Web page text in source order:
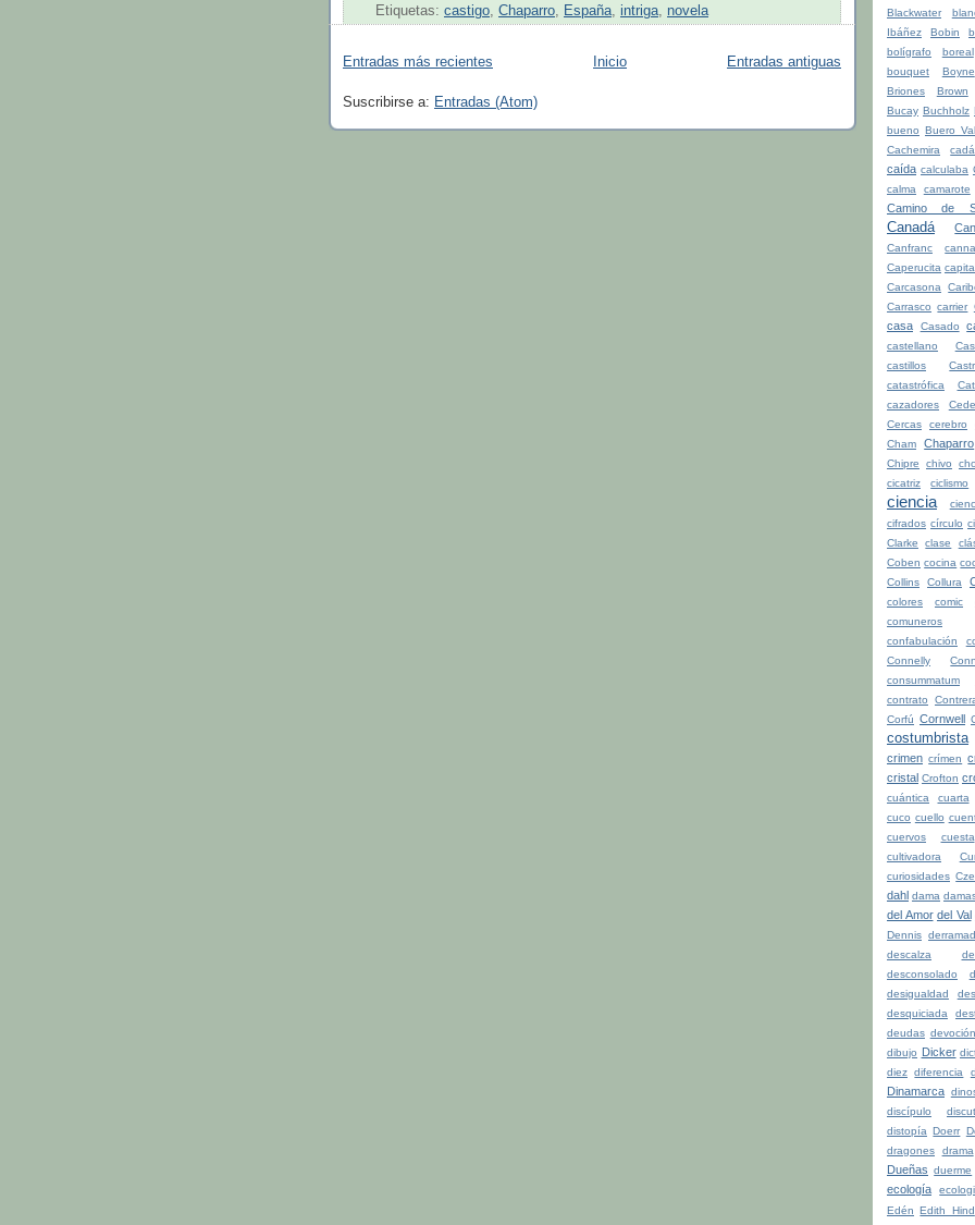
Etiquetas: castigo, Chaparro, España, intriga, novela
Entradas más recientes Entradas antiguas
Inicio
Suscribirse a: Entradas (Atom)
Blackwater
Ibáñez
Bobin
bolígrafo
boreal
bouquet
Boyne
Briones Brown
Bucay Buchholz
bueno Buero
Cachemira
caída calculaba
calma
camarote
Camino de
Canadá
Canfranc
Caperucita
Carcasona
Carrasco carrier
casa Casado
castellano
castillos
catastrófica
cazadores
Cercas
cerebro
Cham
Chaparro
Chipre chivo
cicatriz
ciclismo
ciencia
cifrados círculo
Clarke
clase
Coben cocina
Collins
Collura
colores
comic
comuneros
confabulación
Connelly
consummatum
contrato
Corfú Cornwell
costumbrista
crimen crímen
cristal Crofton
cuántica
cuarta
cuco cuello
cuervos
cuesta
cultivadora
curiosidades
dahl dama
del Amor del Val
Dennis
descalza
desconsolado
desigualdad
desquiciada
deudas devoción
dibujo Dicker
diez diferencia
Dinamarca
discípulo
distopía Doerr
dragones
drama
Dueñas duerme
ecología
Edén Edith Hind